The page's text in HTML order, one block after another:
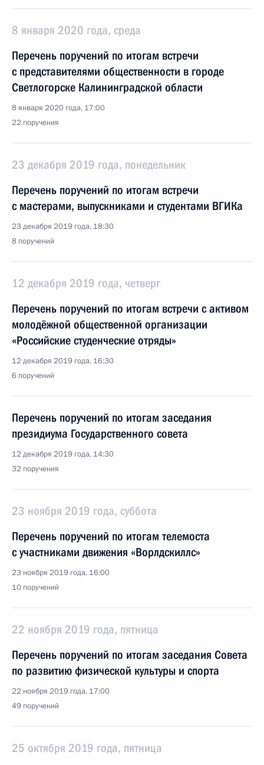
8 января 2020 года, среда
Перечень поручений по итогам встречи
с представителями общественности в городе
Светлогорске Калининградской области
8 января 2020 года, 17:00
22 поручения
23 декабря 2019 года, понедельник
Перечень поручений по итогам встречи
с мастерами, выпускниками и студентами ВГИКа
23 декабря 2019 года, 18:30
8 поручений
12 декабря 2019 года, четверг
Перечень поручений по итогам встречи с активом
молодёжной общественной организации
«Российские студенческие отряды»
12 декабря 2019 года, 16:30
6 поручений
Перечень поручений по итогам заседания
президиума Государственного совета
12 декабря 2019 года, 14:30
32 поручения
23 ноября 2019 года, суббота
Перечень поручений по итогам телемоста
с участниками движения «Ворлдскиллс»
23 ноября 2019 года, 16:00
10 поручений
22 ноября 2019 года, пятница
Перечень поручений по итогам заседания Совета
по развитию физической культуры и спорта
22 ноября 2019 года, 17:00
49 поручений
25 октября 2019 года, пятница